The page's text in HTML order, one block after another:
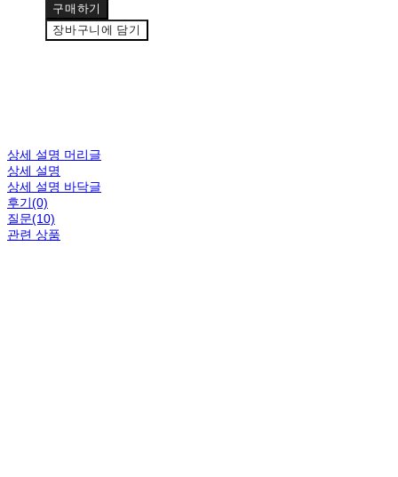
구매하기
장바구니에 담기
상세 설명 머리글
상세 설명
상세 설명 바닥글
후기(0)
질문(10)
관련 상품